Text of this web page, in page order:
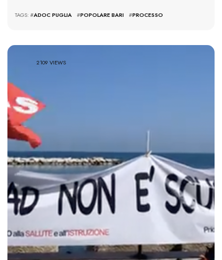
TAGS: #ADOC PUGLIA #POPOLARE BARI #PROCESSO
2109 VIEWS